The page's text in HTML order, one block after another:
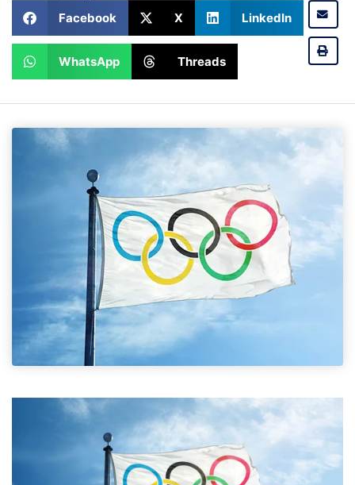
Facebook X LinkedIn
WhatsApp Threads